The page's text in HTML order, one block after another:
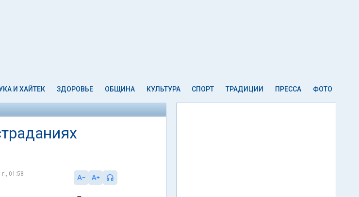
И ХАЙТЕК ЗДОРОВЬЕ ОБЩИНА КУЛЬТУРА СПОРТ ТРАДИЦИИ ПРЕССА ФОТО
01:58